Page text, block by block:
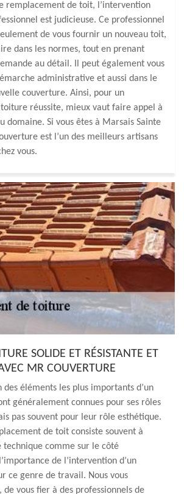
remplacement de toit, l’intervention
est judicieuse. Ce professionnel
de vous fournir un nouveau toit,
dans les normes, tout en prenant
au détail. Il peut également vous
administrative et aussi dans le
couverture. Ainsi, pour un
réussite, mieux vaut faire appel à
domaine. Si vous êtes à Marsais Sainte
est l’un des meilleurs artisans
vous.
SOLIDE ET RÉSISTANTE ET
MR COUVERTURE
des éléments les plus importants d’un
généralement connues pour ses rôles
pas souvent pour leur rôle esthétique.
de toit consiste souvent à
comme sur le côté
de l’intervention d’un
ce genre de travail. Nous vous
de vous fier à des professionnels de